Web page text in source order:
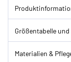
Größentabelle
Materialien &